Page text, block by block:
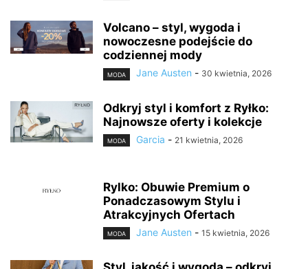
Volcano – styl, wygoda i
nowoczesne podejście do
codziennej mody
MODA Jane Austen - 30 kwietnia, 2026
Odkryj styl i komfort z Ryłko:
Najnowsze oferty i kolekcje
MODA Garcia - 21 kwietnia, 2026
Rylko: Obuwie Premium o
Ponadczasowym Stylu i
Atrakcyjnych Ofertach
MODA Jane Austen - 15 kwietnia, 2026